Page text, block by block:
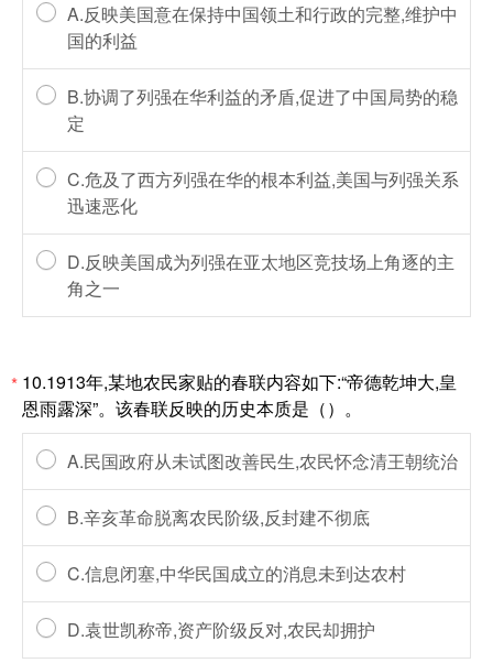
A.反映美国意在保持中国领土和行政的完整,维护中
国的利益
B.协调了列强在华利益的矛盾,促进了中国局势的稳
定
C.危及了西方列强在华的根本利益,美国与列强关系
迅速恶化
D.反映美国成为列强在亚太地区竞技场上角逐的主
角之一
* 10.1913年,某地农民家贴的春联内容如下:“帝德乾坤大,皇
恩雨露深”。该春联反映的历史本质是（）。
A.民国政府从未试图改善民生,农民怀念清王朝统治
B.辛亥革命脱离农民阶级,反封建不彻底
C.信息闭塞,中华民国成立的消息未到达农村
D.袁世凯称帝,资产阶级反对,农民却拥护